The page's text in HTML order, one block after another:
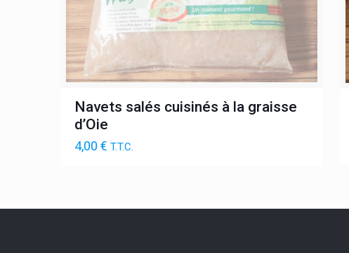
Navets salés cuisinés à la graisse
d’Oie
4,00€ T.T.C.